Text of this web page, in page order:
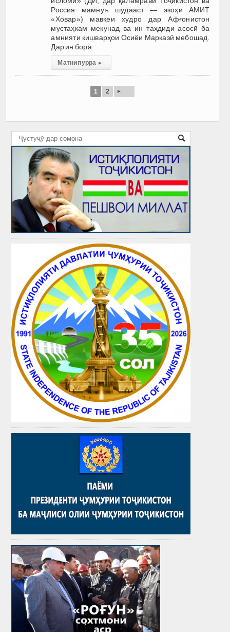
Россия мамнӯъ шудааст — эзоҳи АМИТ
«Ховар») мавқеи худро дар Афғонистон
мустаҳкам мекунад ва ин таҳдиди асосӣ ба
амнияти кишварҳои Осиёи Марказӣ мебошад.
Дар ин бора
Матни пурра ▸
1 2 ▸